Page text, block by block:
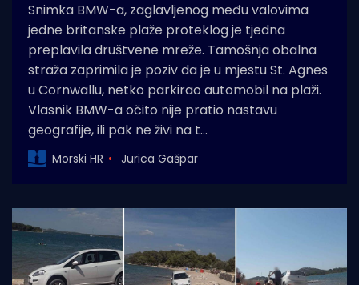
Snimka BMW-a, zaglavljenog među valovima
jedne britanske plaže proteklog je tjedna
preplavila društvene mreže. Tamošnja obalna
straža zaprimila je poziv da je u mjestu St. Agnes
u Cornwallu, netko parkirao automobil na plaži.
Vlasnik BMW-a očito nije pratio nastavu
geografije, ili pak ne živi na t…
Morski HR Jurica Gašpar